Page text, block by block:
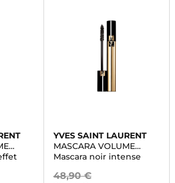
YVES SAINT LAURENT
MASCARA VOLUME
EFFET FAUX CILS NOIR
RADICAL
Mascara noir intense
48,90 €